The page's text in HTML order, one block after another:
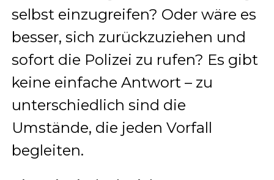
selbst einzugreifen? Oder wäre es
besser, sich zurückzuziehen und
sofort die Polizei zu rufen? Es gibt
keine einfache Antwort – zu
unterschiedlich sind die
Umstände, die jeden Vorfall
begleiten.